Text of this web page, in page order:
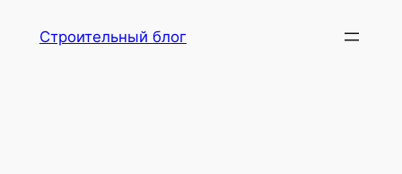
Строительный блог